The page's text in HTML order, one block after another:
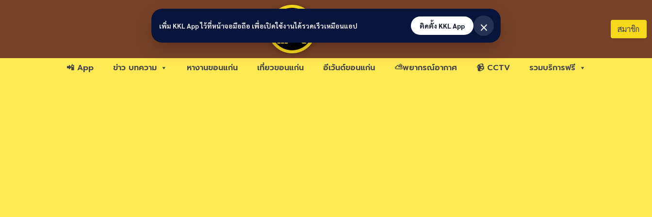
ขอนแก่นลิงก์ สมาชิก
📲 App ข่าว บทความ หางานขอนแก่น เที่ยวขอนแก่น อีเว้นต์ขอนแก่น ⛅พยากรณ์อากาศ 📹 CCTV รวมบริการฟรี
เพิ่ม KKL App ไว้ที่หน้าจอมือถือ เพื่อเปิดใช้งานได้รวดเร็วเหมือนแอป ติดตั้ง KKL App ×